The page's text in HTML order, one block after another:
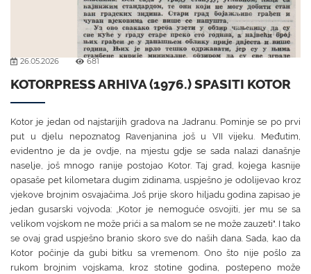
26.05.2026 681
KOTORPRESS ARHIVA (1976.) SPASITI KOTOR
Kotor je jedan od najstarijih gradova na Jadranu. Pominje se po prvi
put u djelu nepoznatog Ravenjanina još u VII vijeku. Međutim,
evidentno je da je ovdje, na mjestu gdje se sada nalazi današnje
naselje, još mnogo ranije postojao Kotor. Taj grad, kojega kasnije
opasaše pet kilometara dugim zidinama, uspješno je odolijevao kroz
vjekove brojnim osvajačima. Još prije skoro hiljadu godina zapisao je
jedan gusarski vojvoda: „Kotor je nemoguće osvojiti, jer mu se sa
velikom vojskom ne može prići a sa malom se ne može zauzeti". I tako
se ovaj grad uspješno branio skoro sve do naših dana. Sada, kao da
Kotor počinje da gubi bitku sa vremenom. Ono što nije pošlo za
rukom brojnim vojskama, kroz stotine godina, postepeno može